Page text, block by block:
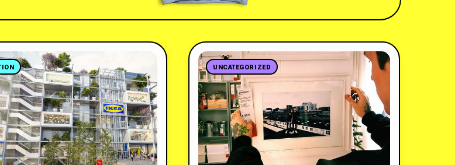
UNCATEGORIZED